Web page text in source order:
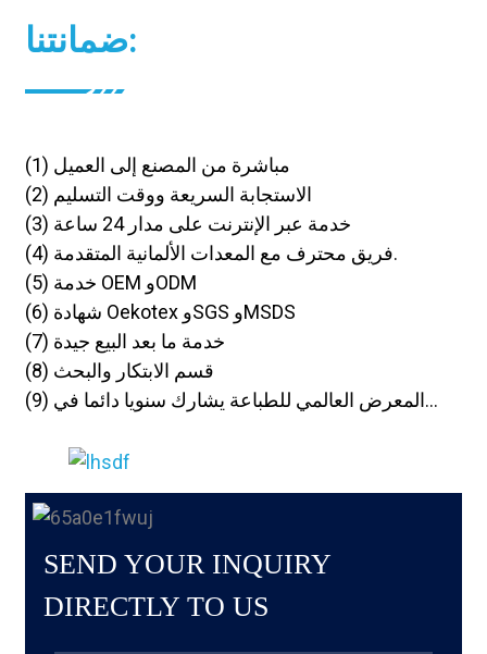
ضمانتنا:
(
1) مباشرة من المصنع إلى العميل
(2) الاستجابة السريعة ووقت التسليم
(3) خدمة عبر الإنترنت على مدار 24 ساعة
(4) فريق محترف مع المعدات الألمانية المتقدمة.
(5) خدمة OEM وODM
(6) شهادة Oekotex وSGS وMSDS
(7) خدمة ما بعد البيع جيدة
(8) قسم الابتكار والبحث
(9) المعرض العالمي للطباعة يشارك سنويا دائما في...
SEND YOUR INQUIRY
DIRECTLY TO US